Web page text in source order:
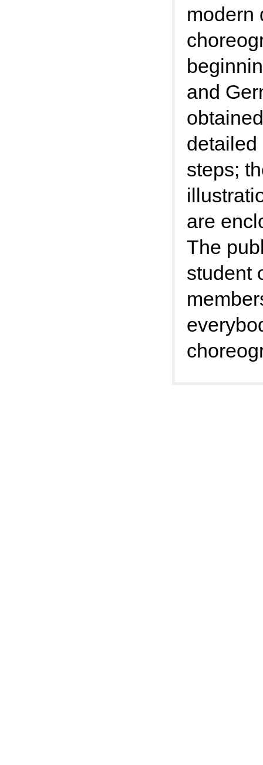
modern
and
detailed
steps;
are
The
student